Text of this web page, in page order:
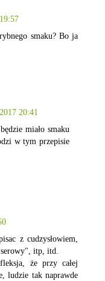
smaku? Bo ja
20:41
miało smaku
w tym przepisie
z cudzysłowiem,
itp, itd.
że przy całej
ludzie tak naprawde